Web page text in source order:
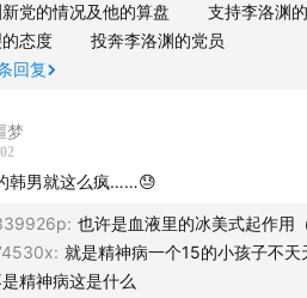
大亮哥
-
小宇宙app、苹果播客、喜马拉雅
亚观察局》
新党的情况及他的算盘 支持李洛渊
的态度 投奔李洛渊的党员
回复
梦
韩男就这么疯……😓
: 也许是血液里的冰美式起作用（
: 就是精神病一个15的小孩子不
精神病这是什么